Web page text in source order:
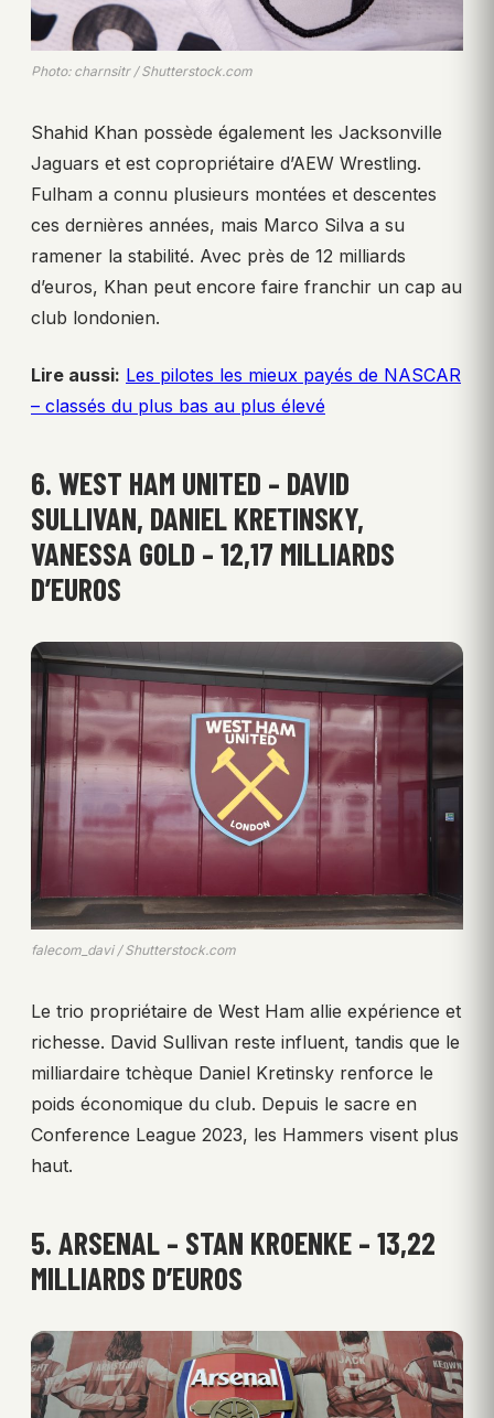
Photo: charnsitr / Shutterstock.com
Shahid Khan possède également les Jacksonville
Jaguars et est copropriétaire d’AEW Wrestling.
Fulham a connu plusieurs montées et descentes
ces dernières années, mais Marco Silva a su
ramener la stabilité. Avec près de 12 milliards
d’euros, Khan peut encore faire franchir un cap au
club londonien.
Lire aussi: Les pilotes les mieux payés de NASCAR
– classés du plus bas au plus élevé
6. WEST HAM UNITED – DAVID
SULLIVAN, DANIEL KRETINSKY,
VANESSA GOLD – 12,17 MILLIARDS
D’EUROS
falecom_davi / Shutterstock.com
Le trio propriétaire de West Ham allie expérience et
richesse. David Sullivan reste influent, tandis que le
milliardaire tchèque Daniel Kretinsky renforce le
poids économique du club. Depuis le sacre en
Conference League 2023, les Hammers visent plus
haut.
5. ARSENAL – STAN KROENKE – 13,22
MILLIARDS D’EUROS